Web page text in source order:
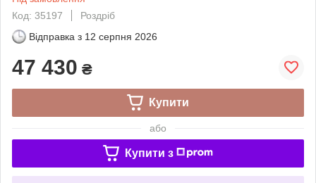
Код: 35197
Роздріб
Відправка з 12 серпня 2026
47 430 ₴
Купити
або
Купити з